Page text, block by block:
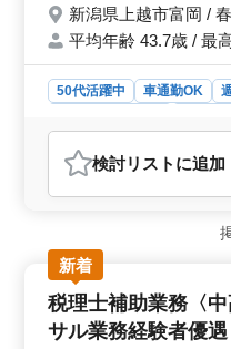
新潟県上越市富岡 /
平均年齢 43.7歳 / 最
50代活躍中 車通勤OK
ア
おすすめポイント
＜スキルを活かすメリ
です！残業少なめ、少数
す。会計業務、データ入
経験者大歓迎していま
業務内容と充実した待
募集しています。税理士
す。年収400万円〜600万
検討リスト に追加
新着
税理士補助業務〈
サル業務経験者優遇